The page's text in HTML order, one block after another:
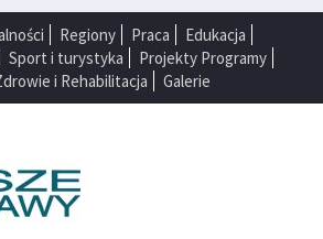
Regiony Praca
Edukacja
Sport i turystyka
Projekty Programy
i Rehabilitacja
Galerie